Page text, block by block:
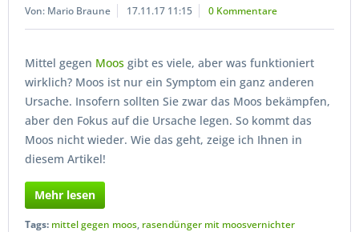
Von: Mario Braune 17.11.17 11:15 0 Kommentare
Mittel gegen Moos gibt es viele, aber was funktioniert
wirklich? Moos ist nur ein Symptom ein ganz anderen
Ursache. Insofern sollten Sie zwar das Moos bekämpfen,
aber den Fokus auf die Ursache legen. So kommt das
Moos nicht wieder. Wie das geht, zeige ich Ihnen in
diesem Artikel!
Mehr lesen
Tags: mittel gegen moos, rasendünger mit moosvernichter